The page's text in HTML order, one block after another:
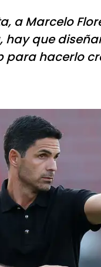
a Marcelo
hay que
para hacerlo